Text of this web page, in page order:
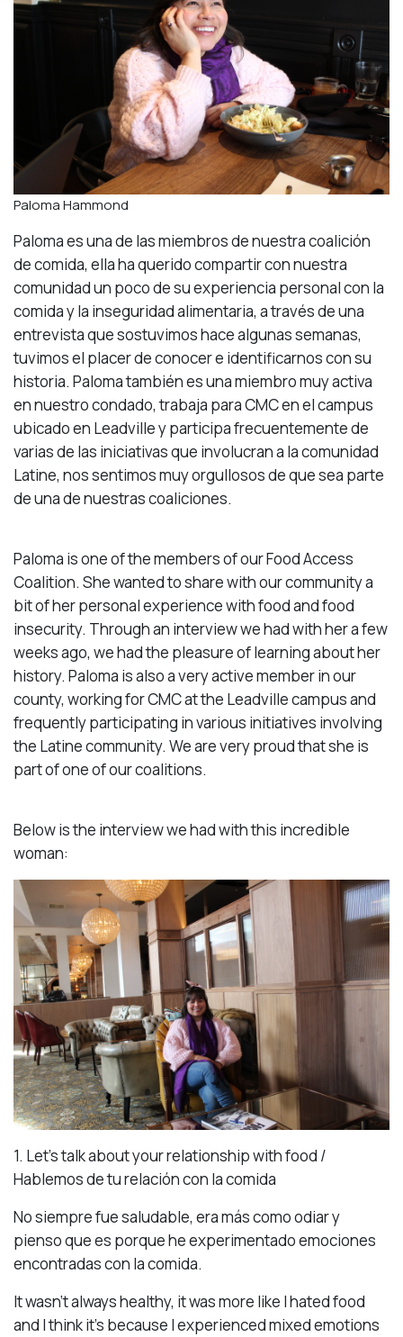
Paloma Hammond
Paloma es una de las miembros de nuestra coalición
de comida, ella ha querido compartir con nuestra
comunidad un poco de su experiencia personal con la
comida y la inseguridad alimentaria, a través de una
entrevista que sostuvimos hace algunas semanas,
tuvimos el placer de conocer e identificarnos con su
historia. Paloma también es una miembro muy activa
en nuestro condado, trabaja para CMC en el campus
ubicado en Leadville y participa frecuentemente de
varias de las iniciativas que involucran a la comunidad
Latine, nos sentimos muy orgullosos de que sea parte
de una de nuestras coaliciones.
Paloma is one of the members of our Food Access
Coalition. She wanted to share with our community a
bit of her personal experience with food and food
insecurity. Through an interview we had with her a few
weeks ago, we had the pleasure of learning about her
history. Paloma is also a very active member in our
county, working for CMC at the Leadville campus and
frequently participating in various initiatives involving
the Latine community. We are very proud that she is
part of one of our coalitions.
Below is the interview we had with this incredible
woman:
1. Let’s talk about your relationship with food /
Hablemos de tu relación con la comida
No siempre fue saludable, era más como odiar y
pienso que es porque he experimentado emociones
encontradas con la comida.
It wasn’t always healthy, it was more like I hated food
and I think it’s because I experienced mixed emotions